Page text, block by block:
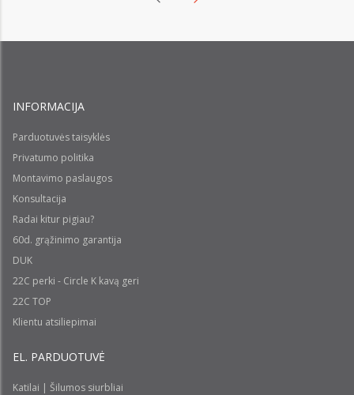
INFORMACIJA
Parduotuvės taisyklės
Privatumo politika
Montavimo paslaugos
Konsultacija
Radai kitur pigiau?
60d. grąžinimo garantija
DUK
22C perki - Circle K kavą geri
22C TOP
Klientu atsiliepimai
EL. PARDUOTUVĖ
Katilai | Šilumos siurbliai